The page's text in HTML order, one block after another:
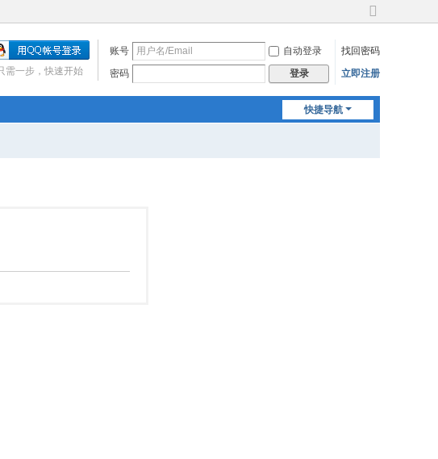
切
到
宽
账号 自动登录
找回密码
密码
登录 立即注册
需一步，快速开始
快捷导航